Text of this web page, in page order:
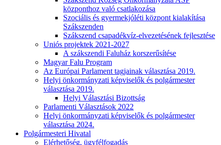
központhoz való csatlakozása
Szociális és gyermekjóléti központ kialakítása
Szákszenden
Szákszend csapadékvíz-elvezetésének fejlesztése
Uniós projektek 2021-2027
A szákszendi Faluház korszerűsítése
Magyar Falu Program
Az Európai Parlament tagjainak választása 2019.
Helyi önkormányzati képviselők és polgármester
választása 2019.
Helyi Választási Bizottság
Parlamenti Választások 2022
Helyi önkormányzati képviselők és polgármester
választása 2024.
Polgármesteri Hivatal
Elérhetőség, ügyfélfogadás